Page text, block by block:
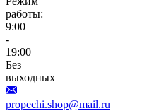
работы:
9:00
-
19:00
Без
выходных
propechi.shop@mail.ru